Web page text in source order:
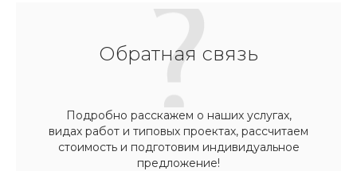
Обратная связь
Подробно расскажем о наших услугах,
видах работ и типовых проектах, рассчитаем
стоимость и подготовим индивидуальное
предложение!